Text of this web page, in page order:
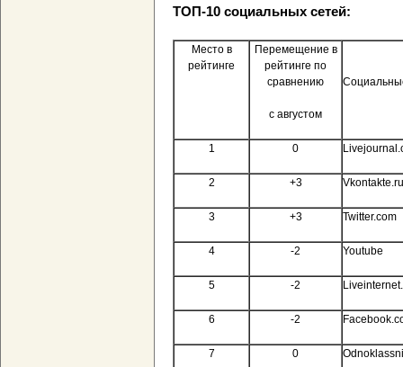
ТОП-10 социальных сетей:
Место в
рейтинге
Перемещение в
рейтинге по
сравнению
с августом
1 0
2 +3 Vkontakte.ru
3 +3 Twitter.com
4 -2 Youtube
5 -2
6 -2
7 0